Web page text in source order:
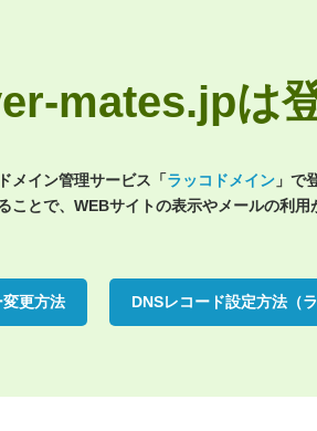
mates.jpは
メイン管理サービス「ラッコドメイン 」で
ことで、WEBサイトの表示やメールの利用
更方法 DNSレコード設定方法（ラ